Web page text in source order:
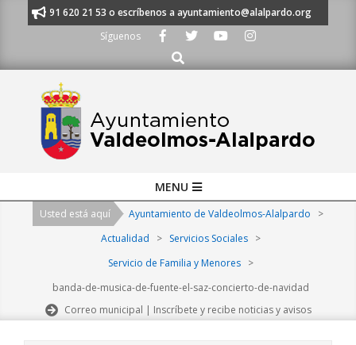
al 91 620 21 53 o escríbenos a ayuntamiento@alalpardo.org
Síguenos
Buscar
Navigation
MENU
Usted está aquí Ayuntamiento de Valdeolmos-Alalpardo
>
Actualidad
> Servicios Sociales
>
Servicio de Familia y Menores
>
banda-de-musica-de-fuente-el-saz-concierto-de-navidad
Correo municipal | Inscríbete y recibe noticias y avisos